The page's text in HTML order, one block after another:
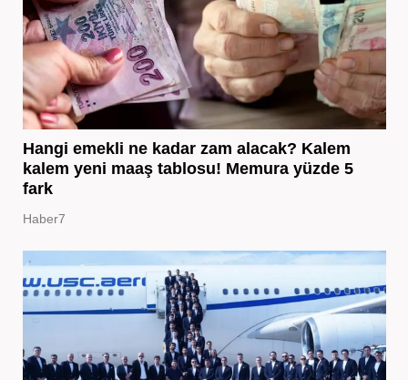
Hangi emekli ne kadar zam alacak? Kalem
kalem yeni maaş tablosu! Memura yüzde 5
fark
Haber7